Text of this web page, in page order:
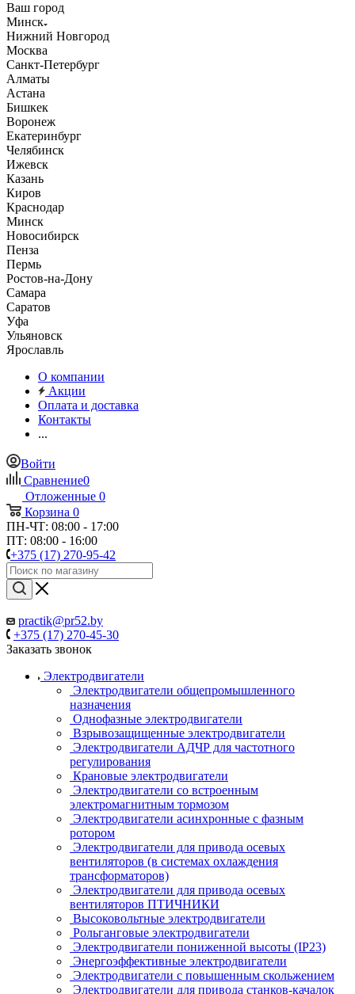
Ваш город
Минск
Нижний Новгород
Москва
Санкт-Петербург
Алматы
Астана
Бишкек
Воронеж
Екатеринбург
Челябинск
Ижевск
Казань
Киров
Краснодар
Минск
Новосибирск
Пенза
Пермь
Ростов-на-Дону
Самара
Саратов
Уфа
Ульяновск
Ярославль
О компании
Акции
Оплата и доставка
Контакты
...
Войти
Сравнение0
Отложенные 0
Корзина 0
ПН-ЧТ: 08:00 - 17:00
ПТ: 08:00 - 16:00
+375 (17) 270-95-42
practik@pr52.by
+375 (17) 270-45-30
Заказать звонок
Электродвигатели
Электродвигатели общепромышленного
назначения
Однофазные электродвигатели
Взрывозащищенные электродвигатели
Электродвигатели АДЧР для частотного
регулирования
Крановые электродвигатели
Электродвигатели со встроенным
электромагнитным тормозом
Электродвигатели асинхронные с фазным
ротором
Электродвигатели для привода осевых
вентиляторов (в системах охлаждения
трансформаторов)
Электродвигатели для привода осевых
вентиляторов ПТИЧНИКИ
Высоковольтные электродвигатели
Рольганговые электродвигатели
Электродвигатели пониженной высоты (IP23)
Энергоэффективные электродвигатели
Электродвигатели с повышенным скольжением
Электродвигатели для привода станков-качалок